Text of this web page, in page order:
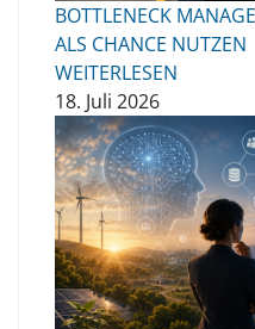
BOTTLENECK
ALS CHANCE NUTZEN
WEITERLESEN
18. Juli 2026